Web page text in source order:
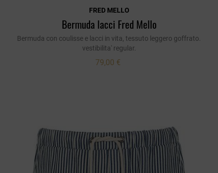
FRED MELLO
Bermuda lacci Fred Mello
Bermuda con coulisse e lacci in vita, tessuto leggero goffrato.
vestibilita' regular.
79,00 €